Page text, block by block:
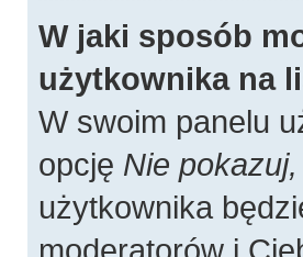
W jaki sposób
użytkownika na
W swoim panelu
opcję Nie
użytkownika